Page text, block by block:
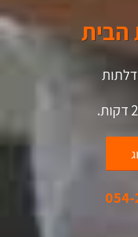
הבית
דלתות